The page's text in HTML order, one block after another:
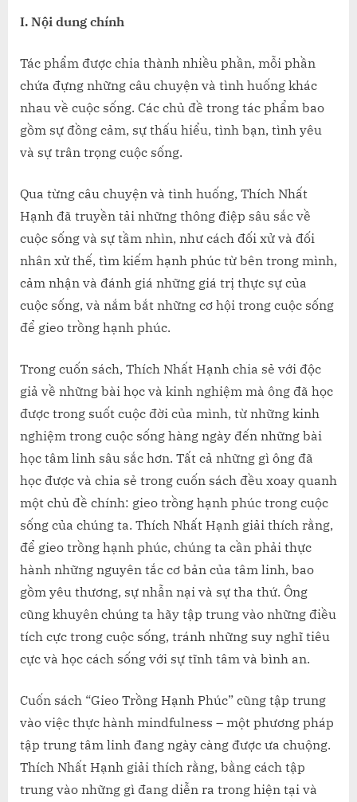
I. Nội dung chính
Tác phẩm được chia thành nhiều phần, mỗi phần
chứa đựng những câu chuyện và tình huống khác
nhau về cuộc sống. Các chủ đề trong tác phẩm bao
gồm sự đồng cảm, sự thấu hiểu, tình bạn, tình yêu
và sự trân trọng cuộc sống.
Qua từng câu chuyện và tình huống, Thích Nhất
Hạnh đã truyền tải những thông điệp sâu sắc về
cuộc sống và sự tầm nhìn, như cách đối xử và đối
nhân xử thế, tìm kiếm hạnh phúc từ bên trong mình,
cảm nhận và đánh giá những giá trị thực sự của
cuộc sống, và nắm bắt những cơ hội trong cuộc sống
để gieo trồng hạnh phúc.
Trong cuốn sách, Thích Nhất Hạnh chia sẻ với độc
giả về những bài học và kinh nghiệm mà ông đã học
được trong suốt cuộc đời của mình, từ những kinh
nghiệm trong cuộc sống hàng ngày đến những bài
học tâm linh sâu sắc hơn. Tất cả những gì ông đã
học được và chia sẻ trong cuốn sách đều xoay quanh
một chủ đề chính: gieo trồng hạnh phúc trong cuộc
sống của chúng ta. Thích Nhất Hạnh giải thích rằng,
để gieo trồng hạnh phúc, chúng ta cần phải thực
hành những nguyên tắc cơ bản của tâm linh, bao
gồm yêu thương, sự nhẫn nại và sự tha thứ. Ông
cũng khuyên chúng ta hãy tập trung vào những điều
tích cực trong cuộc sống, tránh những suy nghĩ tiêu
cực và học cách sống với sự tĩnh tâm và bình an.
Cuốn sách “Gieo Trồng Hạnh Phúc” cũng tập trung
vào việc thực hành mindfulness – một phương pháp
tập trung tâm linh đang ngày càng được ưa chuộng.
Thích Nhất Hạnh giải thích rằng, bằng cách tập
trung vào những gì đang diễn ra trong hiện tại và